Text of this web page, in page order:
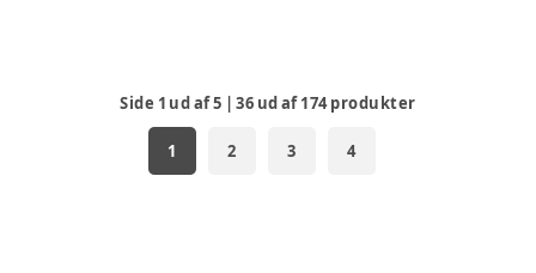
Side 1 ud af5 |36 ud af174produkter
1 2 3 4